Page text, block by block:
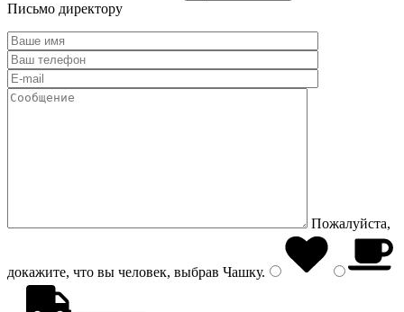
Письмо директору
Пожалуйста,
докажите, что вы человек, выбрав Чашку.